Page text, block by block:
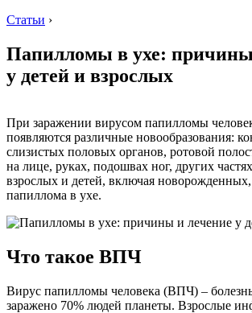
Статьи ›
Папилломы в ухе: причины
у детей и взрослых
При заражении вирусом папилломы
появляются различные новообразования:
слизистых половых органов, ротовой
на лице, руках, подошвах ног, других
взрослых и детей, включая новорожденных,
папиллома в ухе.
Что такое ВПЧ
Вирус папилломы человека (ВПЧ) –
заражено 70% людей планеты. Взрослые